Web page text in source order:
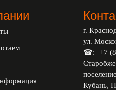
г.
ул.
☎:
+7
Кубань,